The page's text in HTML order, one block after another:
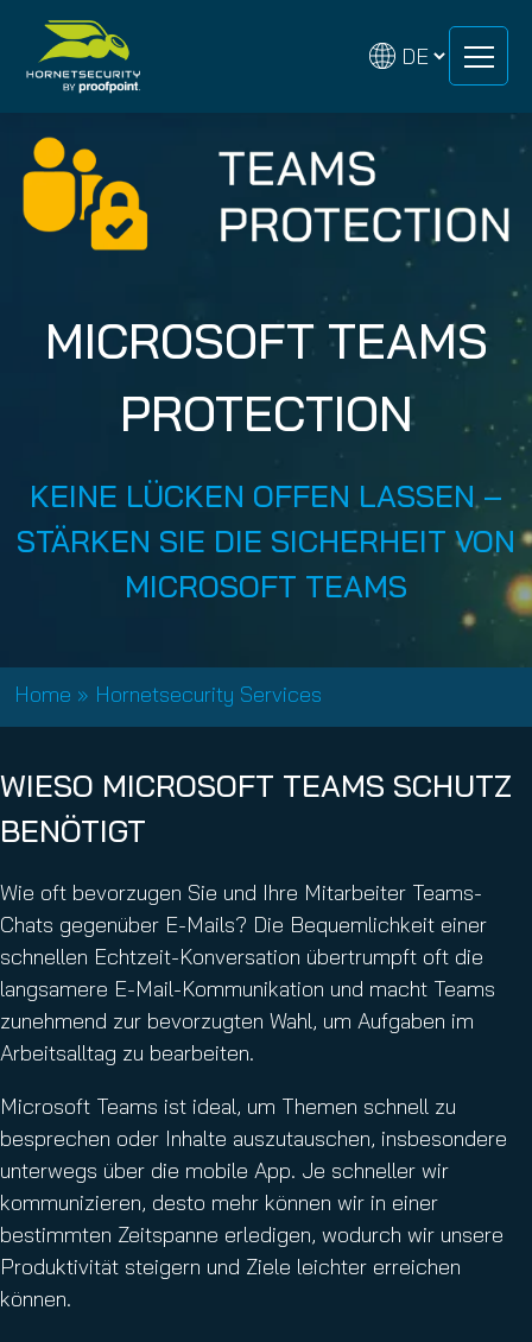
Inhalt
springen
Inhalt
springen
MICROSOFT TEAMS
PROTECTION
KEINE LÜCKEN OFFEN LASSEN –
STÄRKEN SIE DIE SICHERHEIT VON
MICROSOFT TEAMS
Home » Hornetsecurity Services
WIESO MICROSOFT TEAMS SCHUTZ
BENÖTIGT
Wie oft bevorzugen Sie und Ihre Mitarbeiter Teams-
Chats gegenüber E-Mails? Die Bequemlichkeit einer
schnellen Echtzeit-Konversation übertrumpft oft die
langsamere E-Mail-Kommunikation und macht Teams
zunehmend zur bevorzugten Wahl, um Aufgaben im
Arbeitsalltag zu bearbeiten.
Microsoft Teams ist ideal, um Themen schnell zu
besprechen oder Inhalte auszutauschen, insbesondere
unterwegs über die mobile App. Je schneller wir
kommunizieren, desto mehr können wir in einer
bestimmten Zeitspanne erledigen, wodurch wir unsere
Produktivität steigern und Ziele leichter erreichen
können.